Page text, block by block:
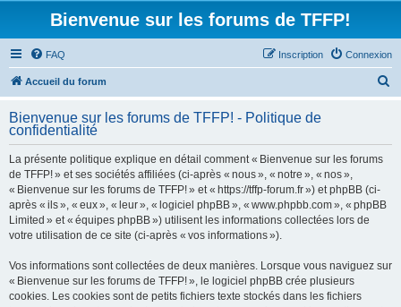
Bienvenue sur les forums de TFFP!
FAQ Connexion
Inscription
Accueil du forum
h
Bienvenue sur les forums de TFFP! - Politique de
confidentialité
La présente politique explique en détail comment « Bienvenue sur les forums
de TFFP! » et ses sociétés affiliées (ci-après « nous », « notre », « nos »,
« Bienvenue sur les forums de TFFP! » et « https://tffp-forum.fr ») et phpBB (ci-
après « ils », « eux », « leur », « logiciel phpBB », « www.phpbb.com », « phpBB
Limited » et « équipes phpBB ») utilisent les informations collectées lors de
votre utilisation de ce site (ci-après « vos informations »).
Vos informations sont collectées de deux manières. Lorsque vous naviguez sur
« Bienvenue sur les forums de TFFP! », le logiciel phpBB crée plusieurs
cookies. Les cookies sont de petits fichiers texte stockés dans les fichiers